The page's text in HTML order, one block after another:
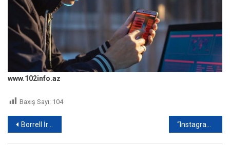
www.102info.az
Baxış Sayı: 104
Yazı
Borrell İrana səfər edəcək